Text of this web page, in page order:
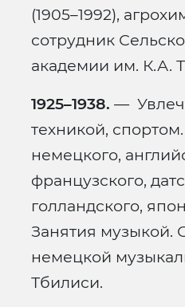
(1905–1992),
сотрудник
академии им. К.А.
1925–1938. —
техникой,
немецкого,
французского,
голландского,
Занятия музыкой.
немецкой
Тбилиси.